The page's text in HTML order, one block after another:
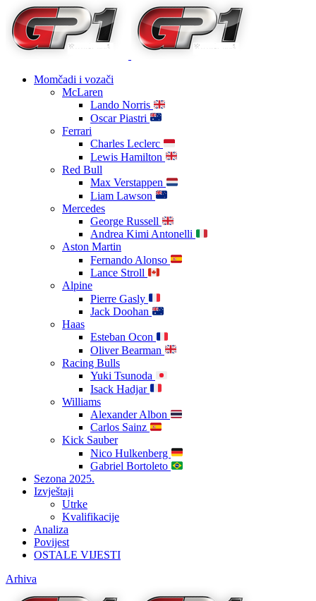
Momčadi i vozači
McLaren
Lando Norris
Oscar Piastri
Ferrari
Charles Leclerc
Lewis Hamilton
Red Bull
Max Verstappen
Liam Lawson
Mercedes
George Russell
Andrea Kimi Antonelli
Aston Martin
Fernando Alonso
Lance Stroll
Alpine
Pierre Gasly
Jack Doohan
Haas
Esteban Ocon
Oliver Bearman
Racing Bulls
Yuki Tsunoda
Isack Hadjar
Williams
Alexander Albon
Carlos Sainz
Kick Sauber
Nico Hulkenberg
Gabriel Bortoleto
Sezona 2025.
Izvještaji
Utrke
Kvalifikacije
Analiza
Povijest
OSTALE VIJESTI
Arhiva